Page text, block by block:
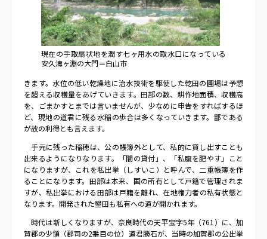
現在の手取扇状地を潤す七ヶ用水の取水口になっている
安久濤ヶ淵の大門＝白山市
きます。水位の低い乾燥地に治水技術を駆使した乾田の圃場は予想
を超える収穫量をあげていきます。田部の数、耕作地面積、収穫高
を、ごまかすとまでは言いませんが、少なめに申告をすればするほ
ど、現地の道君に残る水稲の歩合は多くなっていきます。鄙である
が故の利得とも言えます。
手元に残った稲穂は、公の帳簿外として、私的に貸し出すことも
出来るようになりなります。「闇の貸付」、「私腹を肥やす」こと
になりますが、これを私出挙（しすいこ）と呼んで、二重帳簿を作
ることになります。田部は本来、国の所有として戸籍で管理されま
すが、私出挙における田部は戸籍を離れ、在地権力者の私有状態と
なります。開発された墾田も私有への道が開かれます。
時代は新しくなりますが、奈良時代の天平宝字5年（761）に、加
賀郡の少領（郡司の2番目の位）道君勝石が、当時の加賀郡の公出挙